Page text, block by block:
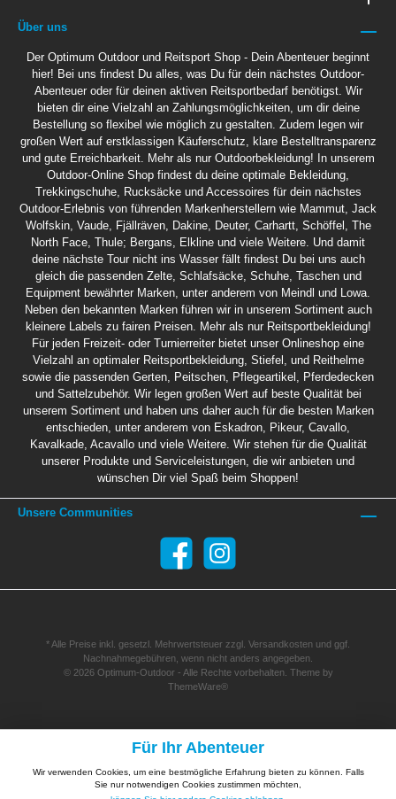
Über uns
Der Optimum Outdoor und Reitsport Shop - Dein Abenteuer beginnt
hier! Bei uns findest Du alles, was Du für dein nächstes Outdoor-
Abenteuer oder für deinen aktiven Reitsportbedarf benötigst. Wir
bieten dir eine Vielzahl an Zahlungsmöglichkeiten, um dir deine
Bestellung so flexibel wie möglich zu gestalten. Zudem legen wir
großen Wert auf erstklassigen Käuferschutz, klare Bestelltransparenz
und gute Erreichbarkeit. Mehr als nur Outdoorbekleidung! In unserem
Outdoor-Online Shop findest du deine optimale Bekleidung,
Trekkingschuhe, Rucksäcke und Accessoires für dein nächstes
Outdoor-Erlebnis von führenden Markenherstellern wie Mammut, Jack
Wolfskin, Vaude, Fjällräven, Dakine, Deuter, Carhartt, Schöffel, The
North Face, Thule; Bergans, Elkline und viele Weitere. Und damit
deine nächste Tour nicht ins Wasser fällt findest Du bei uns auch
gleich die passenden Zelte, Schlafsäcke, Schuhe, Taschen und
Equipment bewährter Marken, unter anderem von Meindl und Lowa.
Neben den bekannten Marken führen wir in unserem Sortiment auch
kleinere Labels zu fairen Preisen. Mehr als nur Reitsportbekleidung!
Für jeden Freizeit- oder Turnierreiter bietet unser Onlineshop eine
Vielzahl an optimaler Reitsportbekleidung, Stiefel, und Reithelme
sowie die passenden Gerten, Peitschen, Pflegeartikel, Pferdedecken
und Sattelzubehör. Wir legen großen Wert auf beste Qualität bei
unserem Sortiment und haben uns daher auch für die besten Marken
entschieden, unter anderem von Eskadron, Pikeur, Cavallo,
Kavalkade, Acavallo und viele Weitere. Wir stehen für die Qualität
unserer Produkte und Serviceleistungen, die wir anbieten und
wünschen Dir viel Spaß beim Shoppen!
Unsere Communities
* Alle Preise inkl. gesetzl. Mehrwertsteuer zzgl. Versandkosten und ggf.
Nachnahmegebühren, wenn nicht anders angegeben.
© 2026 Optimum-Outdoor - Alle Rechte vorbehalten. Theme by
ThemeWare®
Für Ihr Abenteuer
Wir verwenden Cookies, um eine bestmögliche Erfahrung bieten zu können. Falls
Sie nur notwendigen Cookies zustimmen möchten,